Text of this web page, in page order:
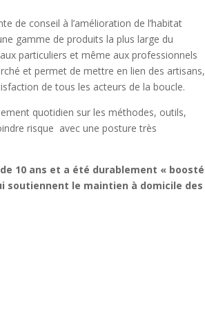
de conseil à l’amélioration de l’habitat
gamme de produits la plus large du
particuliers et même aux professionnels
et permet de mettre en lien des artisans,
de tous les acteurs de la boucle.
quotidien sur les méthodes, outils,
risque avec une posture très
10 ans et a été durablement « boosté
soutiennent le maintien à domicile des